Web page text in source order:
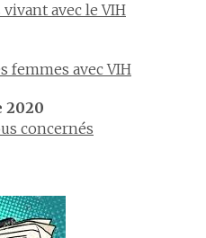
avec le VIH
femmes avec VIH
2020
concernés